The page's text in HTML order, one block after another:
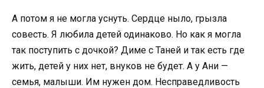
А потом я не могла уснуть. Сердце ныло, грызла
совесть. Я любила детей одинаково. Но как я могла
так поступить с дочкой? Диме с Таней и так есть где
жить, детей у них нет, внуков не будет. А у Ани —
семья, малыши. Им нужен дом. Несправедливость